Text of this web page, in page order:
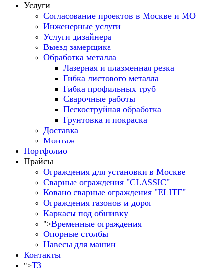
Услуги
Согласование проектов в Москве и МО
Инженерные услуги
Услуги дизайнера
Выезд замерщика
Обработка металла
Лазерная и плазменная резка
Гибка листового металла
Гибка профильных труб
Сварочные работы
Пескоструйная обработка
Грунтовка и покраска
Доставка
Монтаж
Портфолио
Прайсы
Ограждения для установки в Москве
Сварные ограждения "CLASSIC"
Ковано сварные ограждения "ELITE"
Ограждения газонов и дорог
Каркасы под обшивку
">Временные ограждения
Опорные столбы
Навесы для машин
Контакты
">ТЗ